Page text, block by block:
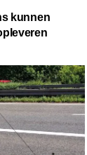
kunnen